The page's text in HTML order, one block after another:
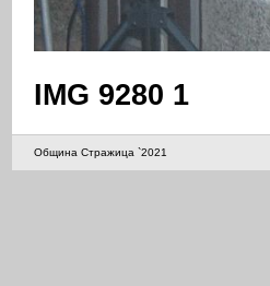
IMG 9280 1
Община Стражица `2021